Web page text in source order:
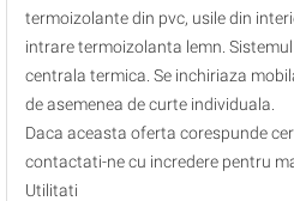
termoizolante din pvc, usile din
intrare termoizolanta lemn.
centrala termica. Se inchiriaza
de asemenea de curte individuala.
Daca aceasta oferta corespunde
contactati-ne cu incredere pentru
Utilitati